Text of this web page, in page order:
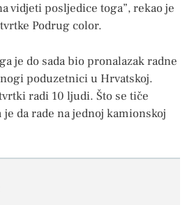
vidjeti posljedice toga”, rekao je
Podrug color.
je do sada bio pronalazak radne
poduzetnici u Hrvatskoj.
radi 10 ljudi. Što se tiče
da rade na jednoj kamionskoj